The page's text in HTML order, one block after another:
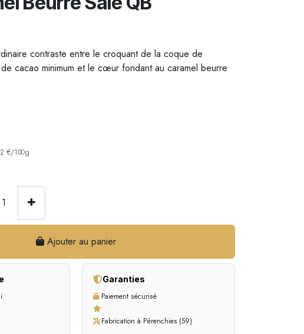
contraste entre le croquant de la coque de
cacao minimum et le cœur fondant au caramel beurre
€/100g
Ajouter au panier
Garanties
Paiement sécurisé
Fabrication à Pérenchies (59)